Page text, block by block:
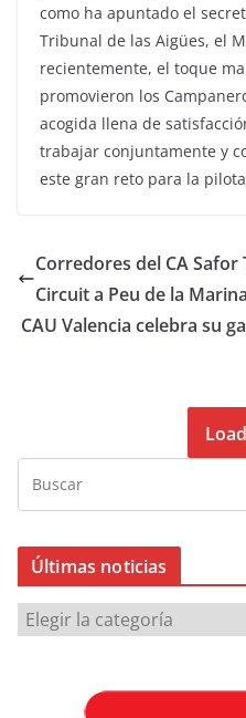
como ha apuntado el
Tribunal de las Aigües, el
recientemente, el toque
promovieron los
acogida llena de
trabajar conjuntamente y
este gran reto para la
Corredores del CA
Circuit a Peu de la Marina
CAU Valencia celebra su
Últimas noticias
Ú
l